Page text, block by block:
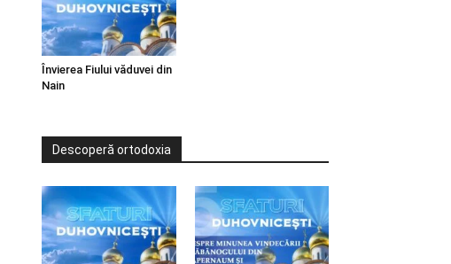
Învierea Fiului văduvei din
Nain
Descoperă ortodoxia